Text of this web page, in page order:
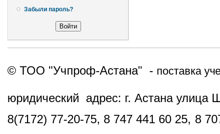
Забыли пароль?
© ТОО "Учпроф-Астана" - поставка
юридический адрес: г. Астана
8(7172) 77-20-75, 8 747 441 60 25, 8